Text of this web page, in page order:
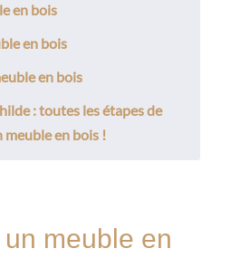
en bois
en bois
en bois
: toutes les étapes de
en bois !
meuble en